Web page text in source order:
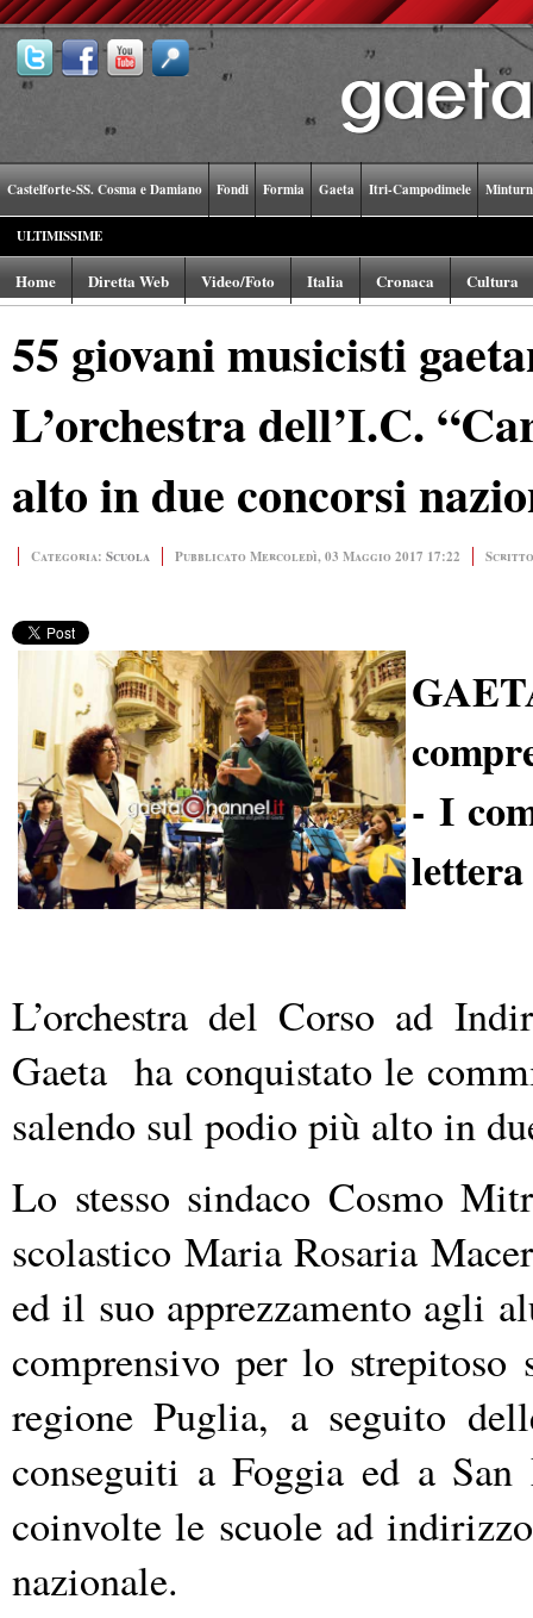
Castelforte-SS. Cosma e Damiano Fondi Formia Gaeta Itri-Campodimele
ULTIMISSIME
Home Diretta Web Video/Foto Italia Cronaca Cultura
55 giovani musicisti
L’orchestra dell’I.C.
alto in due concorsi
Categoria: Scuola Pubblicato Mercoledì, 03 Maggio 2017 17:22 Scritto
- I
L’orchestra del Corso ad
Gaeta ha conquistato le
salendo sul podio più alto in
Lo stesso sindaco Cosmo
scolastico Maria Rosaria
ed il suo apprezzamento agli
comprensivo per lo strepitoso
regione Puglia, a seguito
conseguiti a Foggia ed a
coinvolte le scuole ad
nazionale.